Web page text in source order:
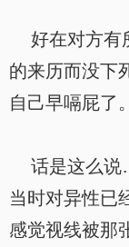
好在对方有
的来历而没下
自己早嗝屁了。
话是这么说
当时对异性已
感觉视线被那